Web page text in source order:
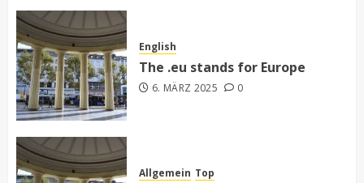
English
The .eu stands for Europe
6. MÄRZ 2025 0
Allgemein Top